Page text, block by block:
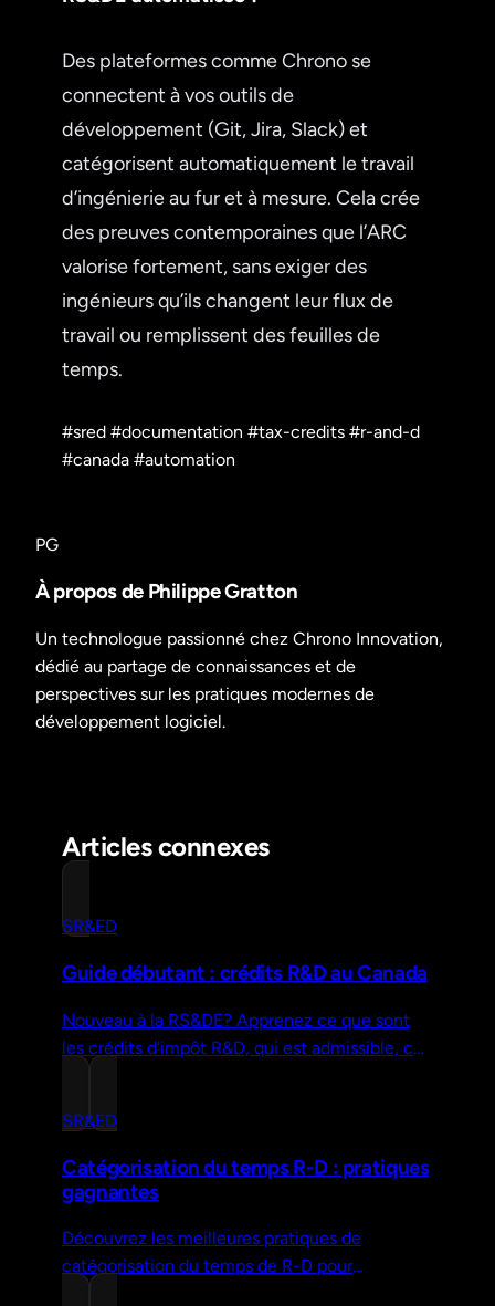
Des plateformes comme Chrono se
connectent à vos outils de
développement (Git, Jira, Slack) et
catégorisent automatiquement le travail
d’ingénierie au fur et à mesure. Cela crée
des preuves contemporaines que l’ARC
valorise fortement, sans exiger des
ingénieurs qu’ils changent leur flux de
travail ou remplissent des feuilles de
temps.
#sred #documentation #tax-credits #r-and-d
#canada #automation
PG
À propos de Philippe Gratton
Un technologue passionné chez Chrono Innovation,
dédié au partage de connaissances et de
perspectives sur les pratiques modernes de
développement logiciel.
Articles connexes
SR&ED
Guide débutant : crédits R&D au Canada
Nouveau à la RS&DE? Apprenez ce que sont
les crédits d'impôt R&D, qui est admissible, ce
SR&ED
Catégorisation du temps R-D : pratiques
gagnantes
Découvrez les meilleures pratiques de
catégorisation du temps de R-D pour